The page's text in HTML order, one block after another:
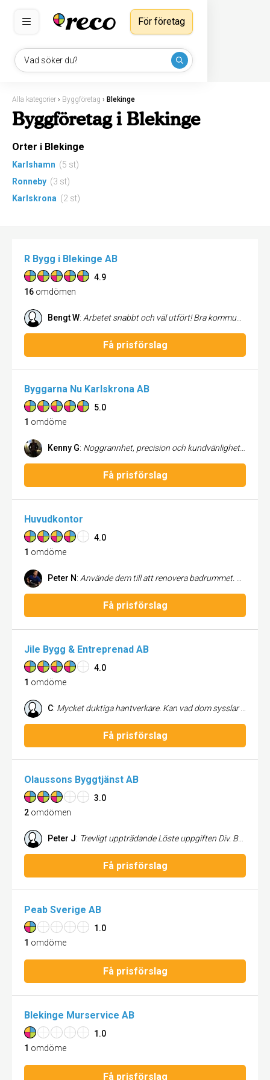
Vad söker du?
För företag
Alla kategorier › Byggföretag › Blekinge
Byggföretag i Blekinge
Orter i Blekinge
Karlshamn (5 st)
Ronneby (3 st)
Karlskrona (2 st)
R Bygg i Blekinge AB
4.9
16 omdömen
Bengt W: Arbetet snabbt och väl utfört! Bra kommunikation!
Få prisförslag
Byggarna Nu Karlskrona AB
5.0
1 omdöme
Kenny G: Noggrannhet, precision och kundvänlighet. Byggarna.nu rekommenderas varmt!
Få prisförslag
Huvudkontor
4.0
1 omdöme
Peter N: Använde dem till att renovera badrummet. De gjorde ett bra jobb, höll tiden och priset de offererat.
Få prisförslag
Jile Bygg & Entreprenad AB
4.0
1 omdöme
C: Mycket duktiga hantverkare. Kan vad dom sysslar med och ger gärna professionella tips om hur du ska göra - utan att de tänker på egen vinning. Enda nackdelen var att dom skräpade ned lite hemma när dom fixade mina fönster :-)
Få prisförslag
Olaussons Byggtjänst AB
3.0
2 omdömen
Peter J: Trevligt uppträdande Löste uppgiften Div. Bygguppgifter
Få prisförslag
Peab Sverige AB
1.0
1 omdöme
Få prisförslag
Blekinge Murservice AB
1.0
1 omdöme
Få prisförslag